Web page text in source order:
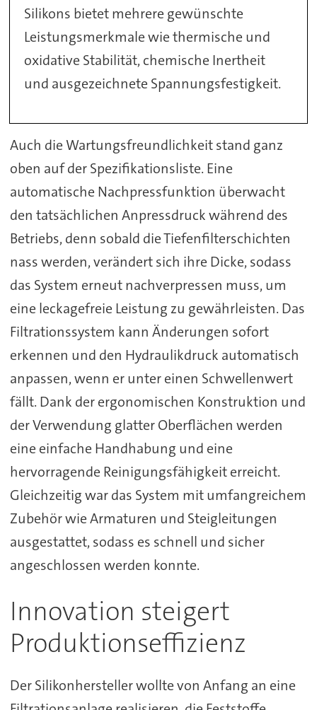
Silikons bietet mehrere gewünschte
Leistungsmerkmale wie thermische und
oxidative Stabilität, chemische Inertheit
und ausgezeichnete Spannungsfestigkeit.
Auch die Wartungsfreundlichkeit stand ganz
oben auf der Spezifikationsliste. Eine
automatische Nachpressfunktion überwacht
den tatsächlichen Anpressdruck während des
Betriebs, denn sobald die Tiefenfilterschichten
nass werden, verändert sich ihre Dicke, sodass
das System erneut nachverpressen muss, um
eine leckagefreie Leistung zu gewährleisten. Das
Filtrationssystem kann Änderungen sofort
erkennen und den Hydraulikdruck automatisch
anpassen, wenn er unter einen Schwellenwert
fällt. Dank der ergonomischen Konstruktion und
der Verwendung glatter Oberflächen werden
eine einfache Handhabung und eine
hervorragende Reinigungsfähigkeit erreicht.
Gleichzeitig war das System mit umfangreichem
Zubehör wie Armaturen und Steigleitungen
ausgestattet, sodass es schnell und sicher
angeschlossen werden konnte.
Innovation steigert
Produktionseffizienz
Der Silikonhersteller wollte von Anfang an eine